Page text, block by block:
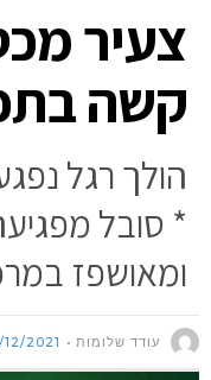
צעיר
קשה
הולך רגל
* סובל
ומאושפז
עודד שלומות 12/2021